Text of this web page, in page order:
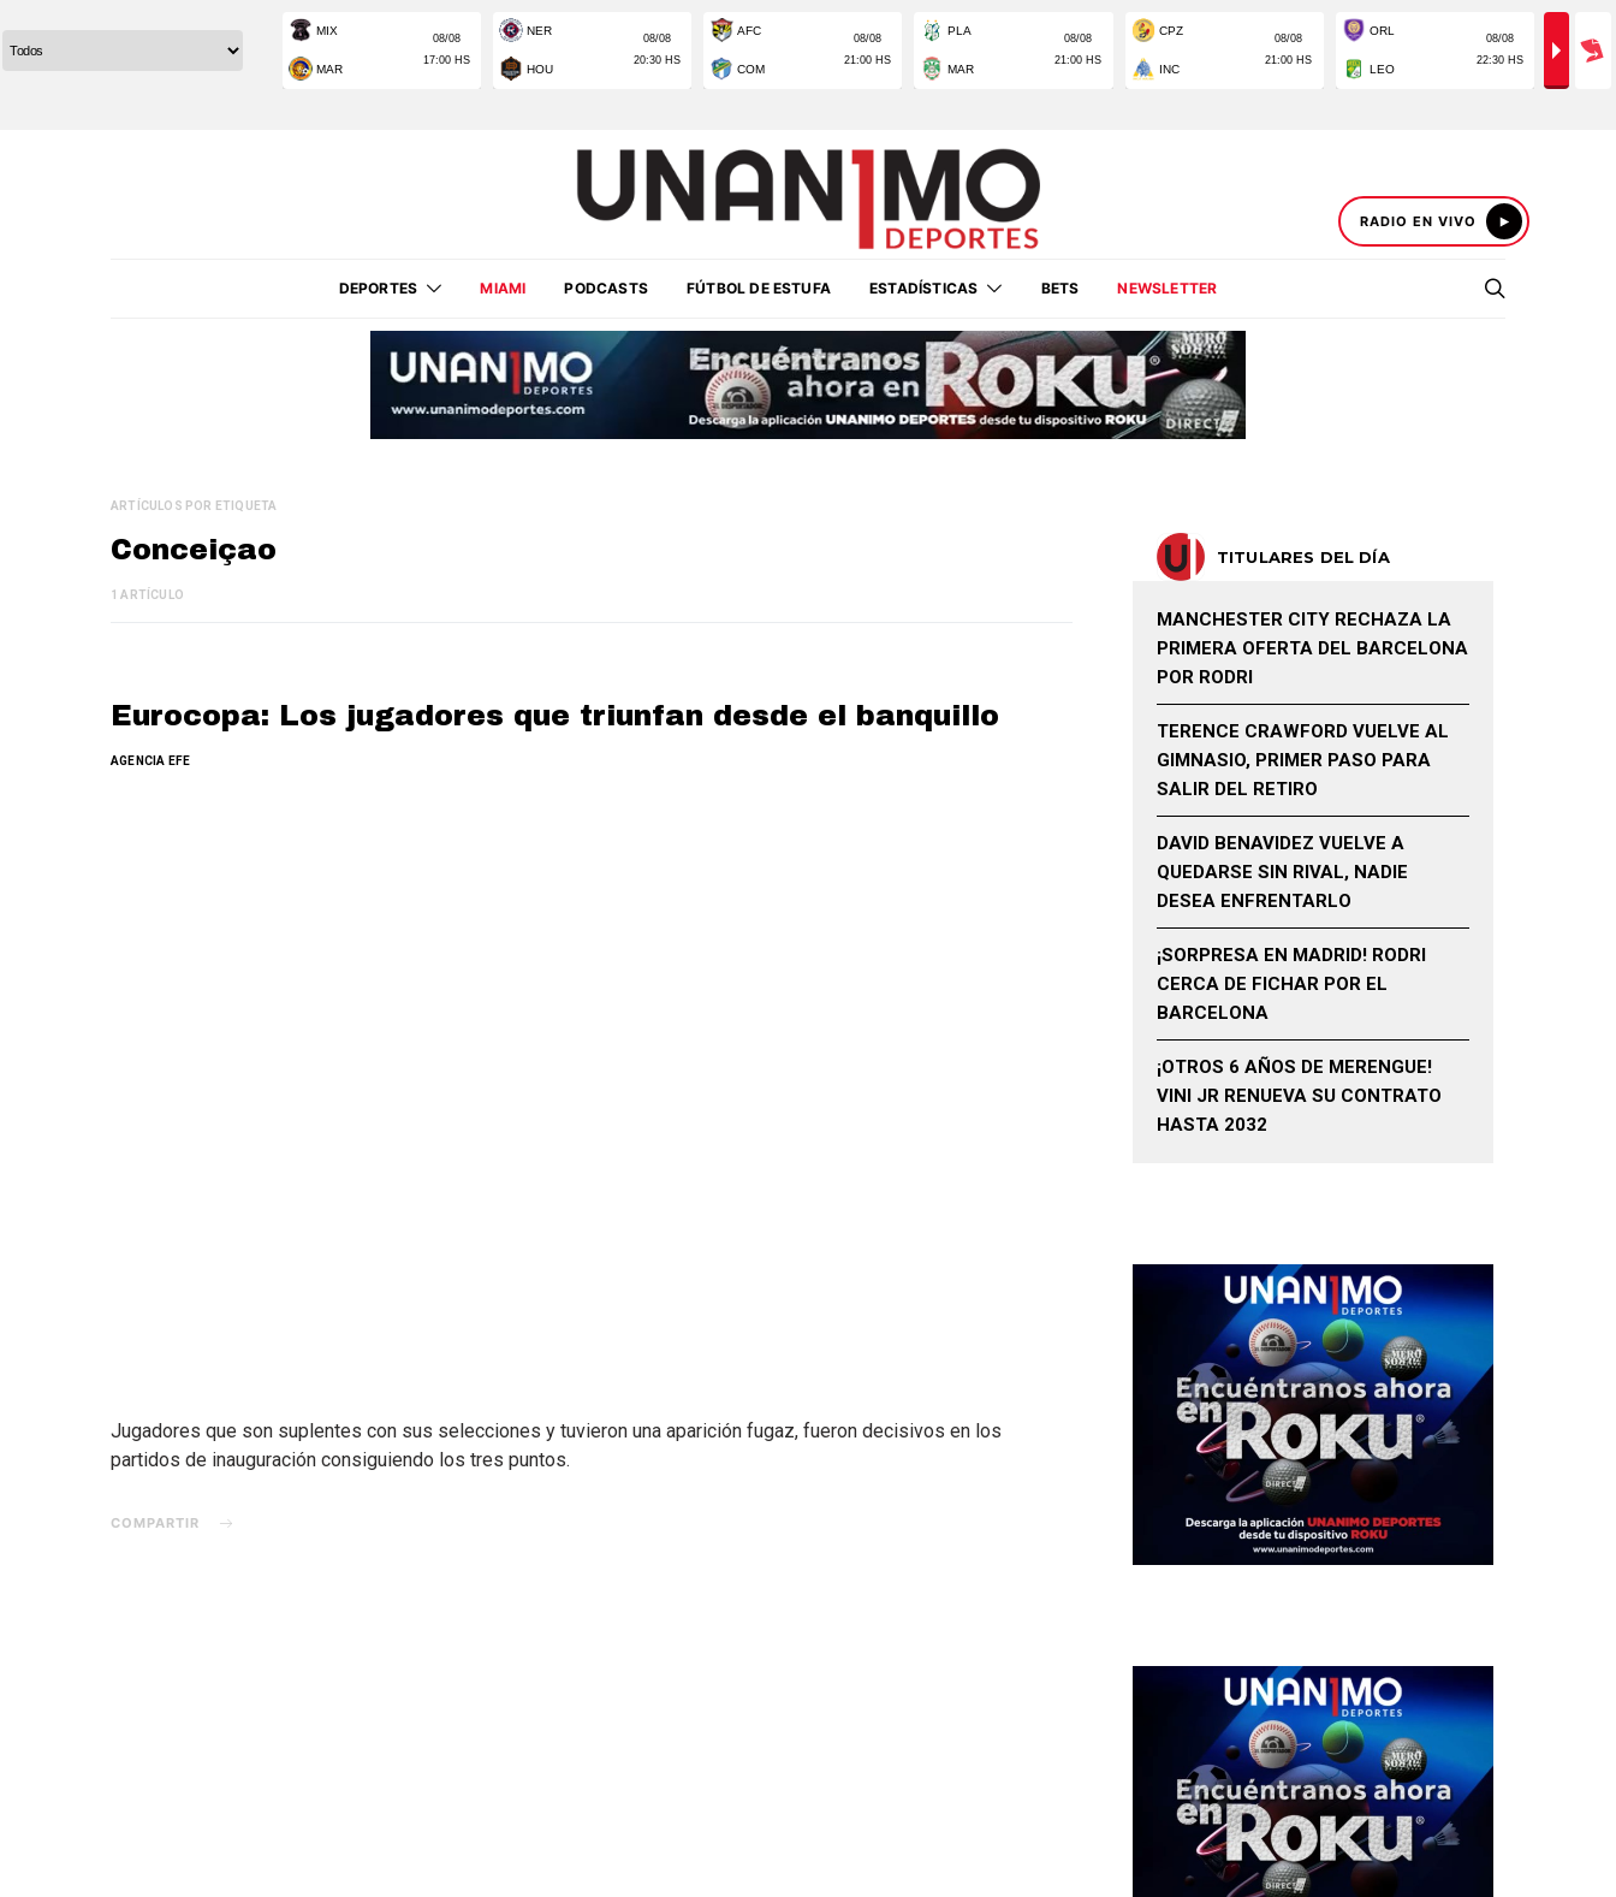
RADIO EN VIVO
DEPORTES MIAMI PODCASTS FÚTBOL DE ESTUFA ESTADÍSTICAS BETS NEWSLETTER
ARTÍCULOS POR ETIQUETA
Conceiçao
1 ARTÍCULO
Eurocopa: Los jugadores que triunfan desde el banquillo
AGENCIA EFE
Jugadores que son suplentes con sus selecciones y tuvieron una aparición fugaz, fueron decisivos en los
partidos de inauguración consiguiendo los tres puntos.
COMPARTIR
TITULARES DEL DÍA
MANCHESTER CITY RECHAZA LA
PRIMERA OFERTA DEL BARCELONA
POR RODRI
TERENCE CRAWFORD VUELVE AL
GIMNASIO, PRIMER PASO PARA
SALIR DEL RETIRO
DAVID BENAVIDEZ VUELVE A
QUEDARSE SIN RIVAL, NADIE
DESEA ENFRENTARLO
¡SORPRESA EN MADRID! RODRI
CERCA DE FICHAR POR EL
BARCELONA
¡OTROS 6 AÑOS DE MERENGUE!
VINI JR RENUEVA SU CONTRATO
HASTA 2032